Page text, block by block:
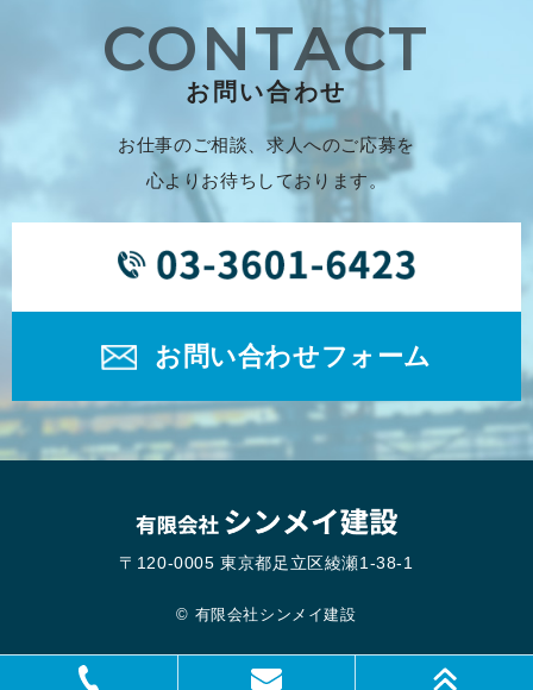
CONTACT
お問い合わせ
お仕事のご相談、求人へのご応募を
心よりお待ちしております。
お問い合わせフォーム
〒120-0005 東京都足立区綾瀬1-38-1
© 有限会社シンメイ建設